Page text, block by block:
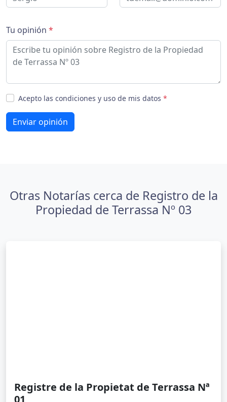
Tu opinión *
Acepto las condiciones y uso de mis datos *
Enviar opinión
Otras Notarías cerca de Registro de la
Propiedad de Terrassa Nº 03